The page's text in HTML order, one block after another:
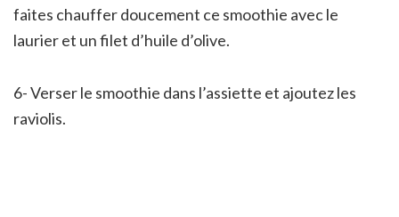
faites chauffer doucement ce smoothie avec le
laurier et un filet d’huile d’olive.
6- Verser le smoothie dans l’assiette et ajoutez les
raviolis.